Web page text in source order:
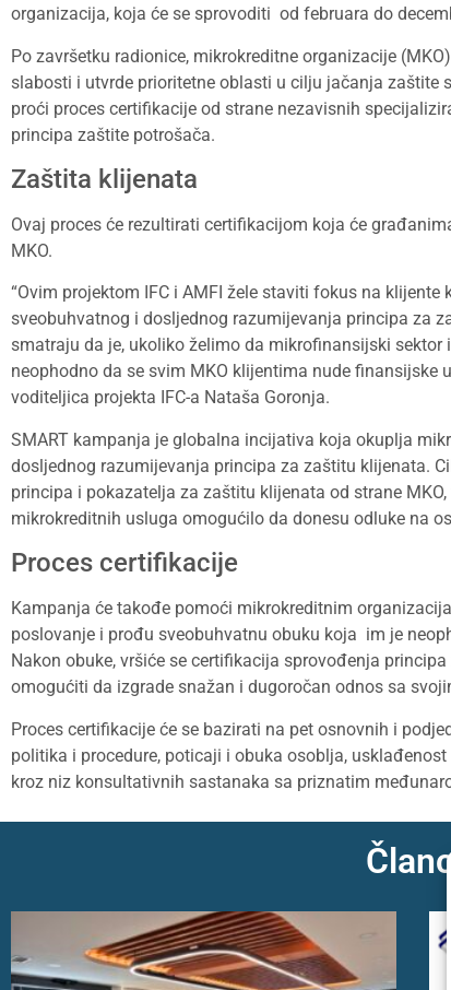
organizacija, koja će se sprovoditi od februara do
Po završetku radionice, mikrokreditne organizacije
slabosti i utvrde prioritetne oblasti u cilju jačanja zaštite
proći proces certifikacije od strane nezavisnih
principa zaštite potrošača.
Zaštita klijenata
Ovaj proces će rezultirati certifikacijom koja će
MKO.
“Ovim projektom IFC i AMFI žele staviti fokus na
sveobuhvatnog i dosljednog razumijevanja principa za
smatraju da je, ukoliko želimo da mikrofinansijski
neophodno da se svim MKO klijentima nude finansijske
voditeljica projekta IFC-a Nataša Goronja.
SMART kampanja je globalna incijativa koja okuplja
dosljednog razumijevanja principa za zaštitu klijenata.
principa i pokazatelja za zaštitu klijenata od strane
mikrokreditnih usluga omogućilo da donesu odluke na
Proces certifikacije
Kampanja će takođe pomoći mikrokreditnim
poslovanje i prođu sveobuhvatnu obuku koja im je
Nakon obuke, vršiće se certifikacija sprovođenja
omogućiti da izgrade snažan i dugoročan odnos sa
Proces certifikacije će se bazirati na pet osnovnih i
politika i procedure, poticaji i obuka osoblja,
kroz niz konsultativnih sastanaka sa priznatim